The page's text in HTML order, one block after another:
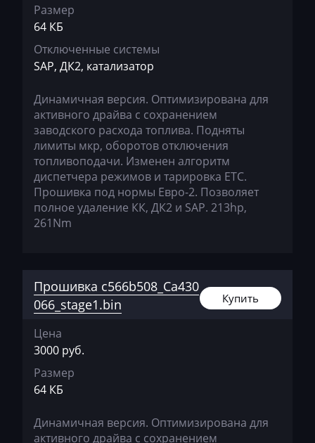
Ford
Foton
Freightliner
GAC
Geely
Gehl
Genie
Genset
Grove
Groz
Hafei
Haima
Hatz
Размер
64 КБ
Отключенные системы
SAP, ДК2, катализатор
Динамичная версия. Оптимизирована для
активного драйва с сохранением
заводского расхода топлива. Подняты
лимиты мкр, оборотов отключения
топливоподачи. Изменен алгоритм
диспетчера режимов и тарировка ЕТС.
Прошивка под нормы Евро-2. Позволяет
полное удаление КК, ДК2 и SAР. 213hp,
261Nm
Прошивка c566b508_Ca430
066_stage1.bin
Купить
Цена
3000 руб.
Размер
64 КБ
Динамичная версия. Оптимизирована для
активного драйва с сохранением